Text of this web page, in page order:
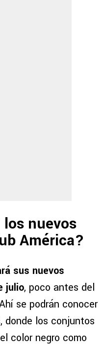
los nuevos
América?
sus nuevos
julio, poco antes del
se podrán conocer
donde los conjuntos
color negro como